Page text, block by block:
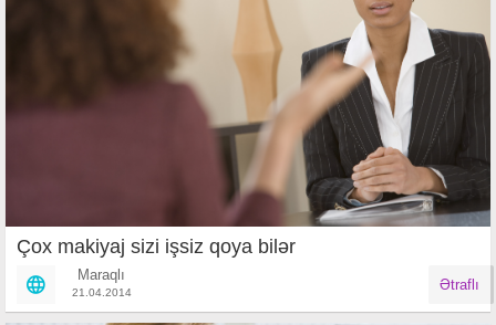
Çox makiyaj sizi işsiz qoya bilər
Maraqlı
21.04.2014 Ətraflı